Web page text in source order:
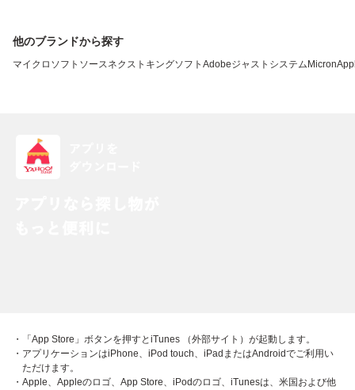
他のブランドから探す
マイクロソフト ソースネクスト キングソフト Adobeジャストシステム Micron
・「App Store」ボタンを押すとiTunes （外部サイト）が起動します。
・アプリケーションはiPhone、iPod touch、iPadまたはAndroidでご利用い
ただけます。
・Apple、Appleのロゴ、App Store、iPodのロゴ、iTunesは、米国および他